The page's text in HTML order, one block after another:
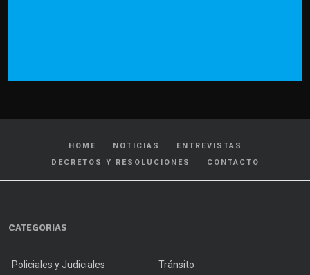
HOME NOTICIAS
ENTREVISTAS
DECRETOS Y RESOLUCIONES
CONTACTO
CATEGORIAS
Policiales y Judiciales Tránsito